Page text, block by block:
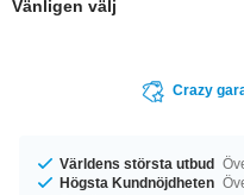
Vänligen välj
Crazy
Världens största utbud
Högsta Kundnöjdheten